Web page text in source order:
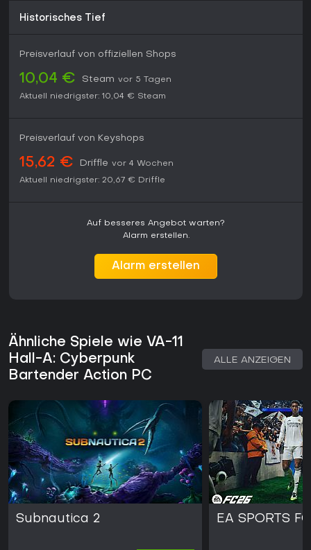
der dauerhaft positiven Resonanz und fehlender Updates,
Historisches Tief
Preisverlauf von offiziellen Shops
10,04 € Steam vor 5 Tagen
Aktuell niedrigster: 10,04 € Steam
Preisverlauf von Keyshops
15,62 € Driffle vor 4 Wochen
Aktuell niedrigster: 20,67 € Driffle
Auf besseres Angebot warten?
Alarm erstellen.
Alarm erstellen
Ähnliche Spiele wie VA-11
Hall-A: Cyberpunk
Bartender Action PC
ALLE ANZEIGEN
Subnautica 2 EA SPORTS